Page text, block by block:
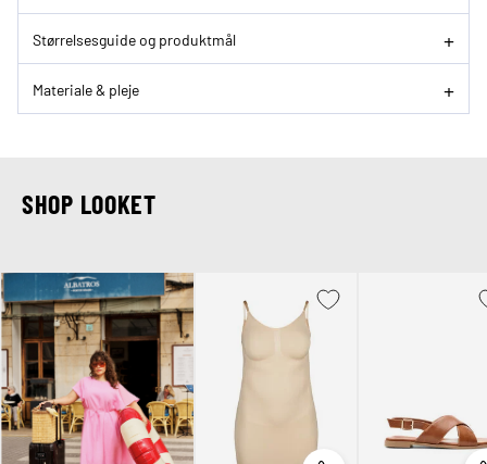
Størrelsesguide og produktmål
Materiale & pleje
SHOP LOOKET